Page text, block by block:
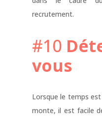
recrutement.
#10
vous
Lorsque le temps
monte, il est facile